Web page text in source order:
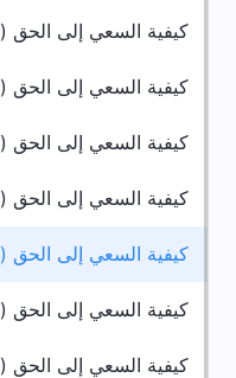
كيفية السعي إلى الحق (12)
كيفية السعي إلى الحق (12)
كيفية السعي إلى الحق (12)
كيفية السعي إلى الحق (13)
كيفية السعي إلى الحق (13)
كيفية السعي إلى الحق (13)
كيفية السعي إلى الحق (14)